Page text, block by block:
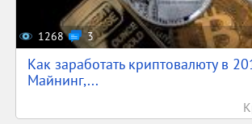
1268 3
Как заработать криптовалюту в
Майнинг,...